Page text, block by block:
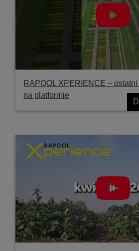
RAPOOL XPERIENCE –
na platformie